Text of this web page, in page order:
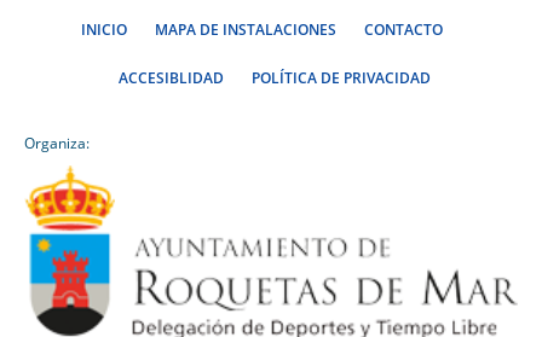
INICIO MAPA DE INSTALACIONES CONTACTO
ACCESIBLIDAD POLÍTICA DE PRIVACIDAD
Organiza: